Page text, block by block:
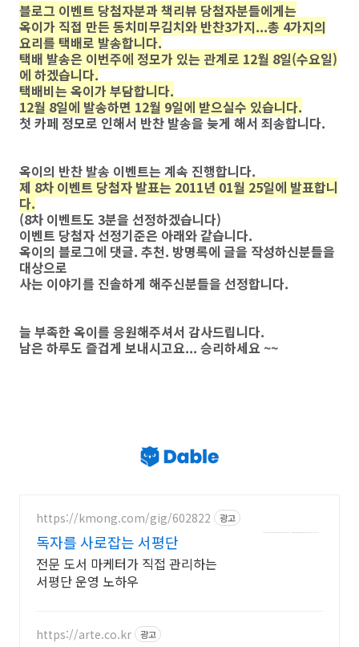
블로그 이벤트 당첨자분과 책리뷰 당첨자분들에게는
옥이가 직접 만든 동치미무김치와 반찬3가지...총 4가지의
요리를 택배로 발송합니다.
택배 발송은 이번주에 정모가 있는 관계로 12월 8일(수요일)
에 하겠습니다.
택배비는 옥이가 부담합니다.
12월 8일에 발송하면 12월 9일에 받으실수 있습니다.
첫 카페 정모로 인해서 반찬 발송을 늦게 해서 죄송합니다.
옥이의 반찬 발송 이벤트는 계속 진행합니다.
제 8차 이벤트 당첨자 발표는 2011년 01월 25일에 발표합니
다.
(8차 이벤트도 3분을 선정하겠습니다)
이벤트 당첨자 선정기준은 아래와 같습니다.
옥이의 블로그에 댓글. 추천. 방명록에 글을 작성하신분들을
대상으로
사는 이야기를 진솔하게 해주신분들을 선정합니다.
늘 부족한 옥이를 응원해주셔서 감사드립니다.
남은 하루도 즐겁게 보내시고요... 승리하세요 ~~
https://kmong.com/gig/602822 광고
독자를 사로잡는 서평단
전문 도서 마케터가 직접 관리하는
서평단 운영 노하우
https://arte.co.kr 광고